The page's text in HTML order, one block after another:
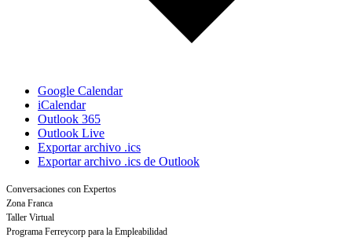
Google Calendar
iCalendar
Outlook 365
Outlook Live
Exportar archivo .ics
Exportar archivo .ics de Outlook
Conversaciones con Expertos
Zona Franca
Taller Virtual
Programa Ferreycorp para la Empleabilidad